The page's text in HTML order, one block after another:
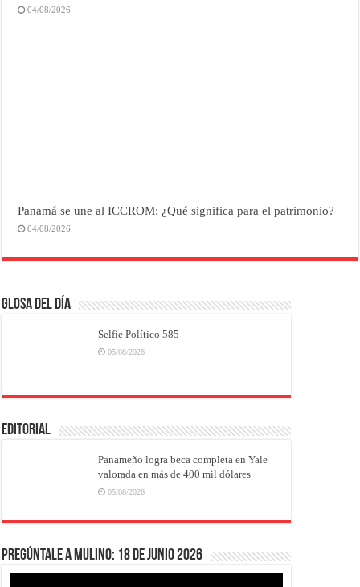
04/08/2026
Panamá se une al ICCROM: ¿Qué significa para el patrimonio?
04/08/2026
Glosa del Día
Selfie Político 585
05/08/2026
EDITORIAL
Panameño logra beca completa en Yale
valorada en más de 400 mil dólares
05/08/2026
Pregúntale a Mulino: 18 de junio 2026